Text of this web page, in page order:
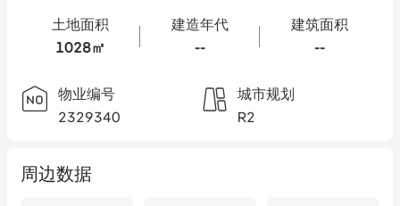
土地面积
1028㎡
建造年代
--
建筑面积
--
物业编号
2329340
城市规划
R2
周边数据